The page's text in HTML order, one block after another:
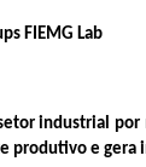
FIEMG Lab
industrial por
produtivo e gera